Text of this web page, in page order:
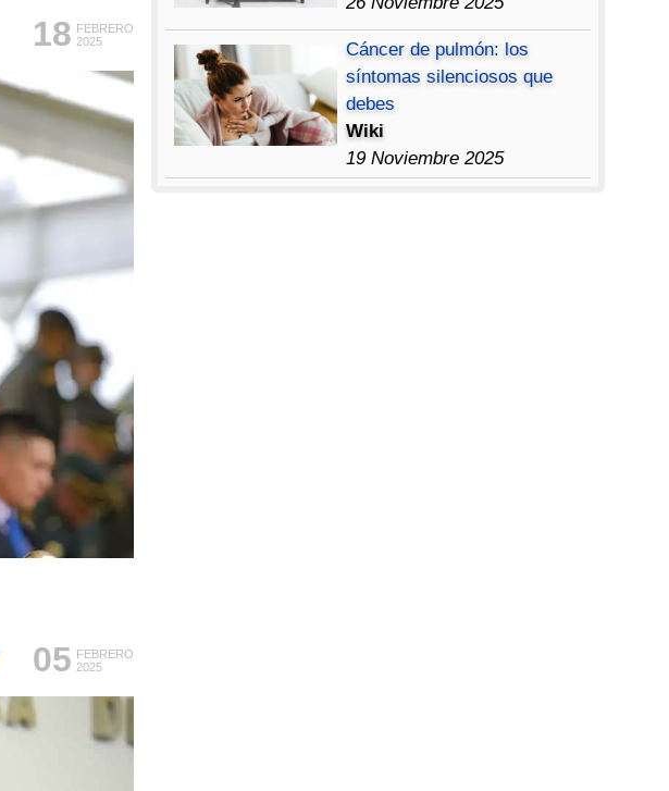
18 FEBRERO
2025
05 FEBRERO
2025
Cáncer de pulmón: los
síntomas silenciosos que
debes
Wiki
19 Noviembre 2025